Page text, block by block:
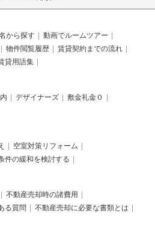
から探す
動画でルームツアー
物件閲覧履歴
賃貸契約までの流れ
貸用語集
デザイナーズ
敷金礼金０
空室対策リフォーム
件の緩和を検討する
不動産売却時の諸費用
る質問 不動産売却に必要な書類とは